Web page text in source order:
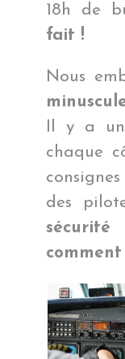
18h de
fait !
Nous
Il y a
chaque
des
comment